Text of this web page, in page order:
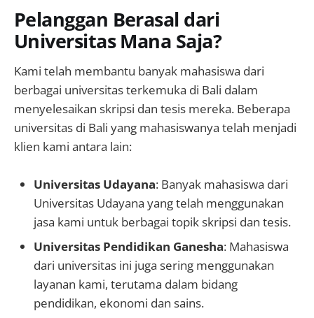
Pelanggan Berasal dari
Universitas Mana Saja?
Kami telah membantu banyak mahasiswa dari
berbagai universitas terkemuka di Bali dalam
menyelesaikan skripsi dan tesis mereka. Beberapa
universitas di Bali yang mahasiswanya telah menjadi
klien kami antara lain:
Universitas Udayana: Banyak mahasiswa dari
Universitas Udayana yang telah menggunakan
jasa kami untuk berbagai topik skripsi dan tesis.
Universitas Pendidikan Ganesha: Mahasiswa
dari universitas ini juga sering menggunakan
layanan kami, terutama dalam bidang
pendidikan, ekonomi dan sains.